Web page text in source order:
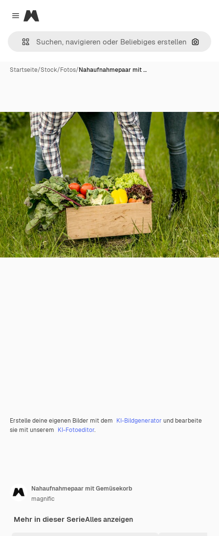
Close menu
Magnific
Nach
Startseite/Stock/Fotos/Nahaufnahmepaar mit …
Erstelle deine eigenen Bilder mit dem KI-Bildgenerator und bearbeite
sie mit unserem KI-Fotoeditor.
Nahaufnahmepaar mit Gemüsekorb
magnific
Mehr in dieser SerieAlles anzeigen